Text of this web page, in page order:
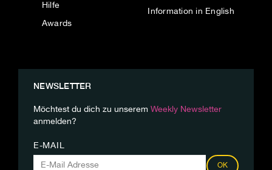
Hilfe
Awards
Information in English
NEWSLETTER
Möchtest du dich zu unserem Weekly Newsletter
anmelden?
E-MAIL
OK